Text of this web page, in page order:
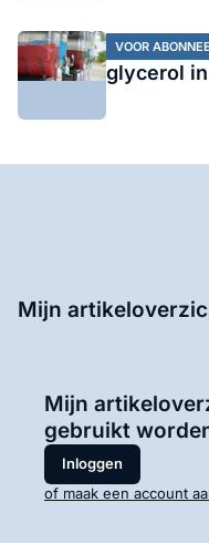
VOOR
glycerol
Mijn
Mijn
gebruikt
Inloggen
of maak een account